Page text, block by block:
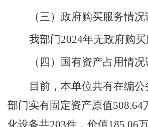
（三）政府购买服务情况
我部门2024年无政府购买
（四）国有资产占用情况
目前，本单位共有在编
部门实有固定资产原值508.64
化设备共203件，价值185.06